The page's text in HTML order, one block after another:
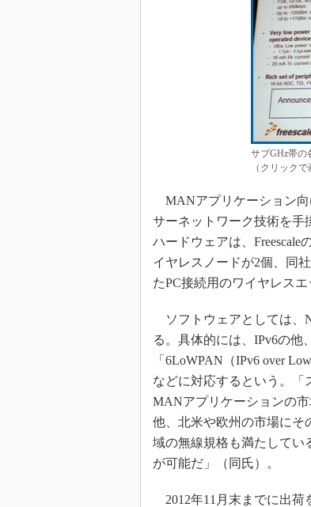
サブGHz帯
（クリックで
MANアプリケーション向
サーネットワーク技術を手
ハードウェアは、
イヤレスノードが2個、同
たPC接続用のワイヤレスエ
ソフトウェアとしては、
る。具体的には、IPv6の他
「6LoWPAN（IPv6 over
などに対応するという。「
MANアプリケーションの
他、北米や欧州の市場にそ
域の無線規格も満たしてい
が可能だ」（同氏）。
2012年11月末までに出荷